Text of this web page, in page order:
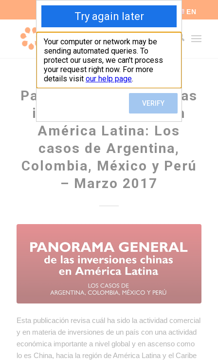
EN
Panorama General de las
inversiones chinas en
América Latina: Los
casos de Argentina,
Colombia, México y Perú
– Marzo 2017
Esta publicación revisa cuál ha sido la actividad comercial
y en materia de inversiones de un país con una actividad
económica importante a nivel global y en ascenso como
lo es China, hacia la región de América Latina y el Caribe